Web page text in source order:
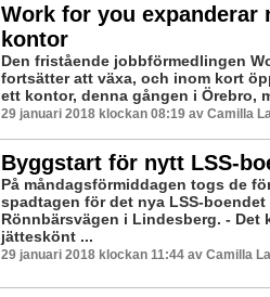
Work for you expanderar
kontor
Den fristående jobbförmedlingen
fortsätter att växa, och inom kort
ett kontor, denna gången i Örebro,
29 januari 2018 klockan 08:19 av Camilla
Byggstart för nytt LSS-
På måndagsförmiddagen togs de
spadtagen för det nya LSS-boendet
Rönnbärsvägen i Lindesberg. - Det
jätteskönt ...
29 januari 2018 klockan 11:44 av Camilla